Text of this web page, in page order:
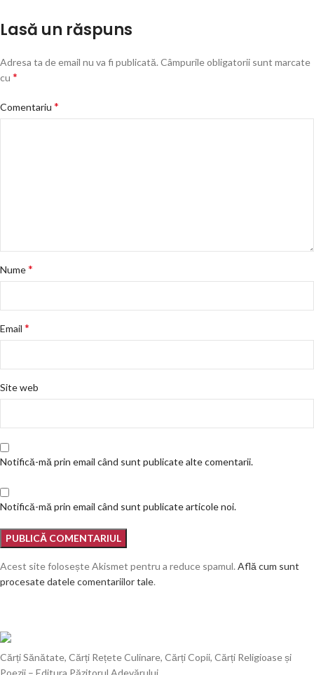
Lasă un răspuns
Adresa ta de email nu va fi publicată. Câmpurile obligatorii sunt marcate
cu *
Comentariu *
Nume*
Email *
Site web
Notifică-mă prin email când sunt publicate alte comentarii.
Notifică-mă prin email când sunt publicate articole noi.
Acest site folosește Akismet pentru a reduce spamul. Află cum sunt
procesate datele comentariilor tale.
Cărți Sănătate, Cărți Rețete Culinare, Cărți Copii, Cărți Religioase și
Poezii – Editura Păzitorul Adevărului.